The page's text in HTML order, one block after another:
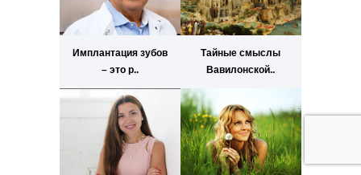
Имплантация зубов
– это р..
Тайные смыслы
Вавилонской..